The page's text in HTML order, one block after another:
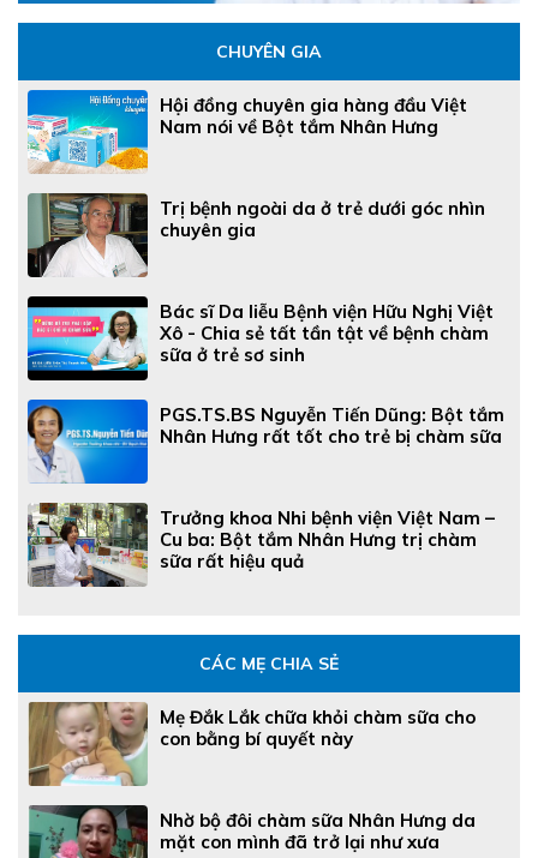
CHUYÊN GIA
Hội đồng chuyên gia hàng đầu Việt
Nam nói về Bột tắm Nhân Hưng
Trị bệnh ngoài da ở trẻ dưới góc nhìn
chuyên gia
Bác sĩ Da liễu Bệnh viện Hữu Nghị Việt
Xô - Chia sẻ tất tần tật về bệnh chàm
sữa ở trẻ sơ sinh
PGS.TS.BS Nguyễn Tiến Dũng: Bột tắm
Nhân Hưng rất tốt cho trẻ bị chàm sữa
Trưởng khoa Nhi bệnh viện Việt Nam –
Cu ba: Bột tắm Nhân Hưng trị chàm
sữa rất hiệu quả
CÁC MẸ CHIA SẺ
Mẹ Đắk Lắk chữa khỏi chàm sữa cho
con bằng bí quyết này
Nhờ bộ đôi chàm sữa Nhân Hưng da
mặt con mình đã trở lại như xưa